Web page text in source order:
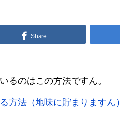
Share
るのはこの方法ですん。
方法（地味に貯まりますん）